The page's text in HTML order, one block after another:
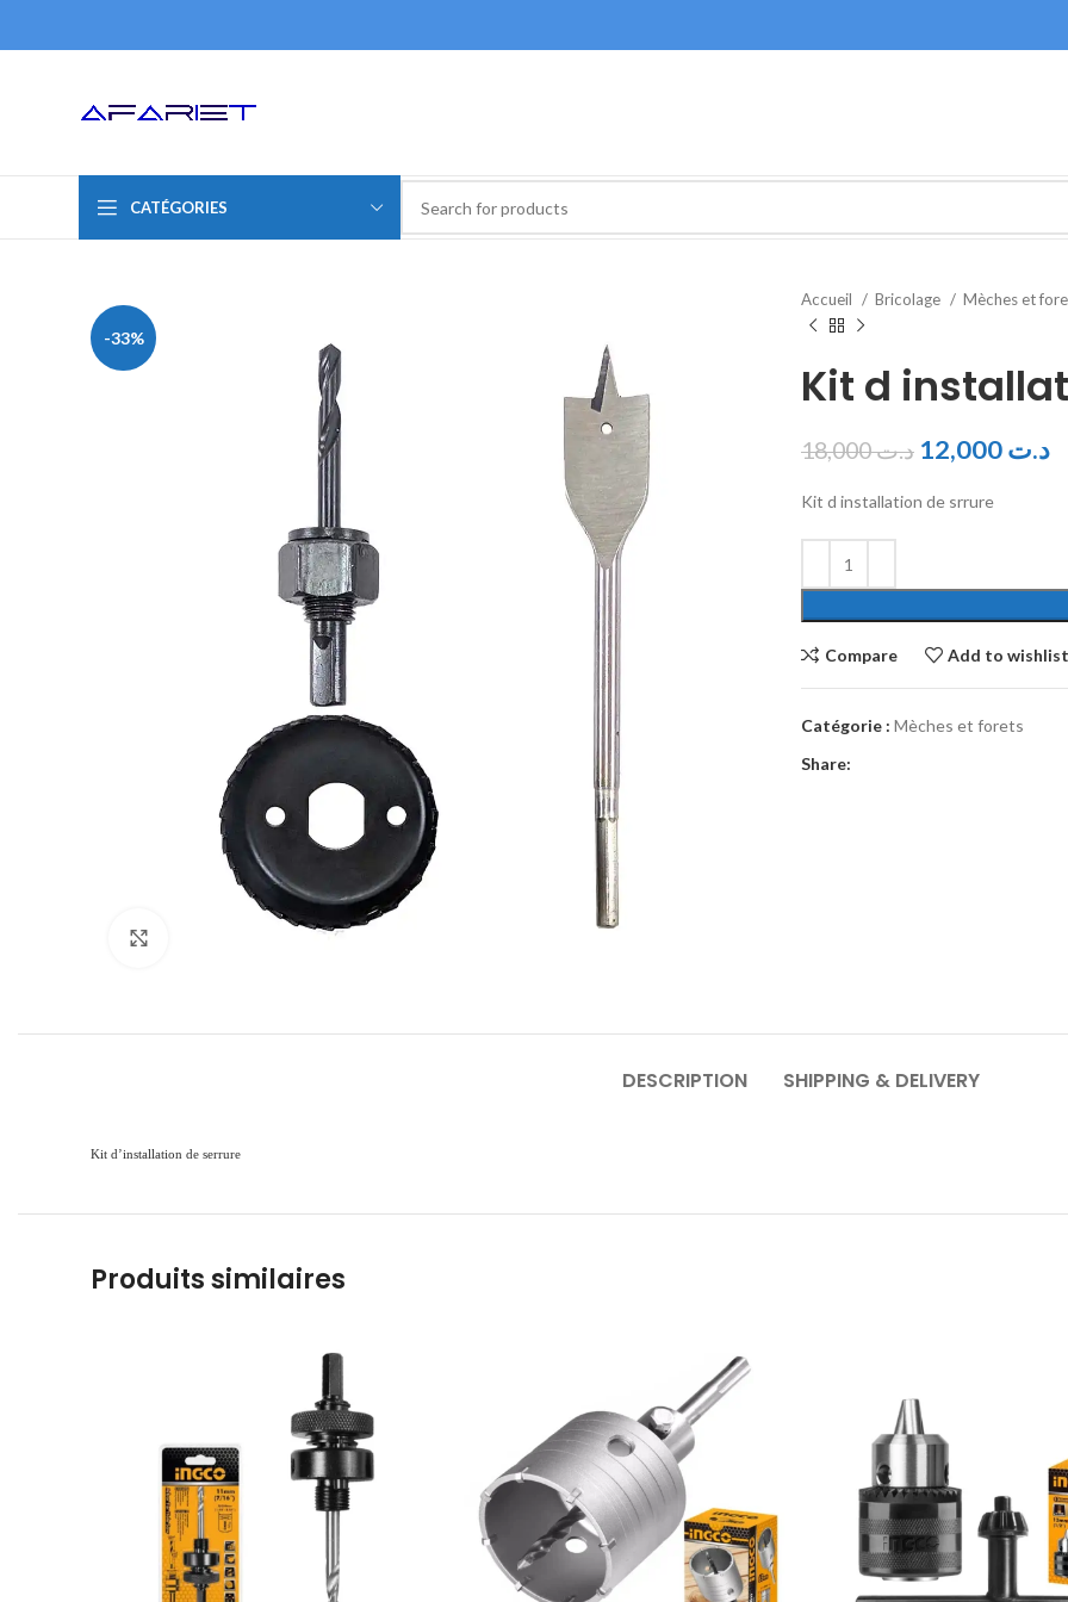
CATÉGORIES
-33%
Accueil Bricolage Mèches et
Kit d
د.ت18,000 د.ت
Kit d installation de srrure
Compare Add to wishlist
Catégorie : Mèches et forets
Share:
DESCRIPTION SHIPPING & DELIVERY
Kit d’installation de serrure
Produits similaires